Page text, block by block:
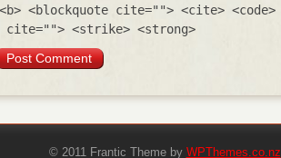
<blockquote cite=""> <cite> <code>
cite=""> <strike> <strong>
© 2011 Frantic Theme by WPThemes.co.nz